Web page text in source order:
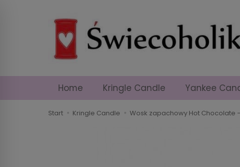
Home Kringle Candle Yankee
Start Kringle Candle Wosk zapachowy Hot Chocolate